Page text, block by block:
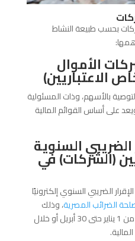
بحسب طبيعة النشاط
الأموال
الاعتباريين)
بالأسهم، وذات المسئولية
على أساس القوائم المالية
الضريبي السنوية
(الشركات) في
الضريبي السنوي إلكترونيًا
الضرائب المصرية، وذلك
ضمن موسم الإقرارات الذي يبدأ من 1 يناير حتى 30 أبريل أو خلال